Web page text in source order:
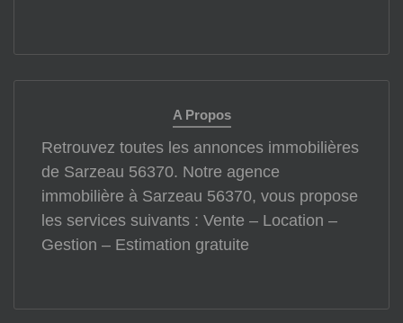
A Propos
Retrouvez toutes les annonces immobilières
de Sarzeau 56370. Notre agence
immobilière à Sarzeau 56370, vous propose
les services suivants : Vente – Location –
Gestion – Estimation gratuite